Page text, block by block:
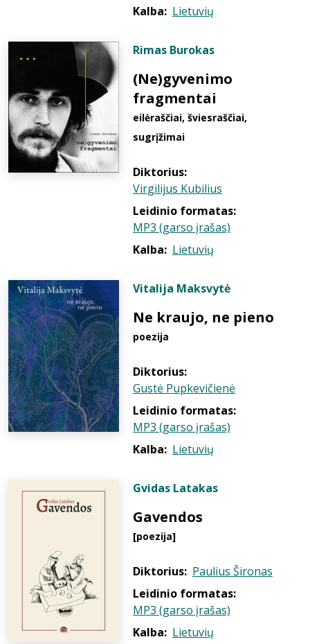
Kalba: Lietuvių
Rimas Burokas
(Ne)gyvenimo
fragmentai
eilėraščiai, šviesraščiai,
sugrįžimai
Diktorius:
Virgilijus Kubilius
Leidinio formatas:
MP3 (garso įrašas)
Kalba: Lietuvių
Vitalija Maksvytė
Ne kraujo, ne pieno
poezija
Diktorius:
Gustė Pupkevičienė
Leidinio formatas:
MP3 (garso įrašas)
Kalba: Lietuvių
Gvidas Latakas
Gavendos
[poezija]
Diktorius: Paulius Šironas
Leidinio formatas:
MP3 (garso įrašas)
Kalba: Lietuvių